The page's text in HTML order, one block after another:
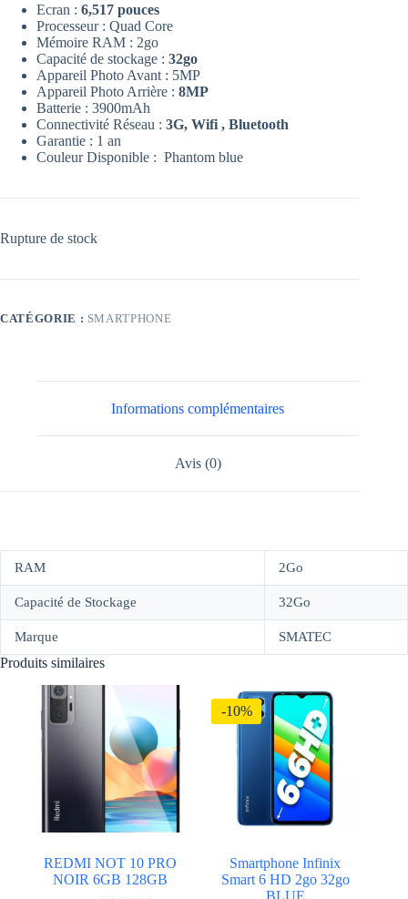
Ecran : 6,517 pouces
Processeur : Quad Core
Mémoire RAM : 2go
Capacité de stockage : 32go
Appareil Photo Avant : 5MP
Appareil Photo Arrière : 8MP
Batterie : 3900mAh
Connectivité Réseau : 3G, Wifi , Bluetooth
Garantie : 1 an
Couleur Disponible : Phantom blue
Rupture de stock
CATÉGORIE : SMARTPHONE
Informations complémentaires
Avis (0)
RAM 2Go
Capacité de Stockage 32Go
Marque SMATEC
Produits similaires
REDMI NOT 10 PRO
NOIR 6GB 128GB
-10%
Smartphone Infinix
Smart 6 HD 2go 32go
BLUE